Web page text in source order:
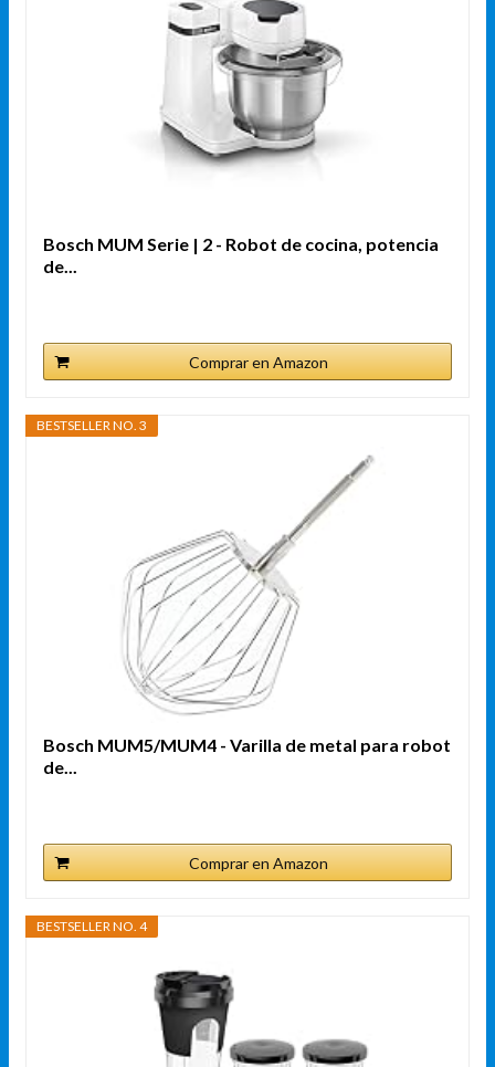
Bosch MUM Serie | 2 - Robot de cocina, potencia
de...
Comprar en Amazon
BESTSELLER NO. 3
Bosch MUM5/MUM4 - Varilla de metal para robot
de...
Comprar en Amazon
BESTSELLER NO. 4